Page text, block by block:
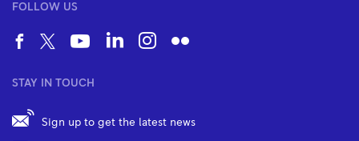
FOLLOW US
STAY IN TOUCH
Sign up to get the latest news